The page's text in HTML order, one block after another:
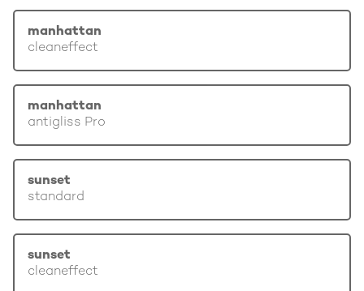
manhattan
cleaneffect
manhattan
antigliss Pro
sunset
standard
sunset
cleaneffect